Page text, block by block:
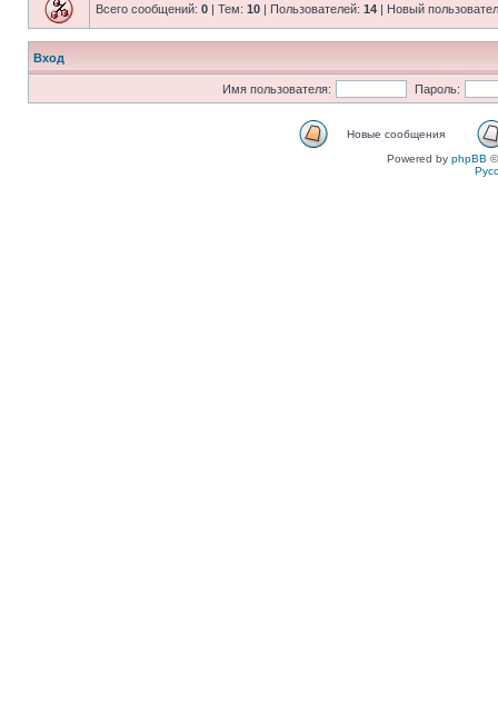
Всего сообщений: 0 | Тем: 10 | Пользователей: 14 | Новый
Вход
Имя пользователя: Пароль:
Новые сообщения
Powered by phpBB